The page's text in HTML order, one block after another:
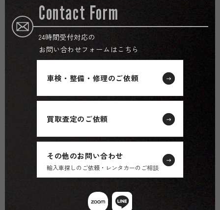
Contact Form
24時間受付対応の
お問い合わせフォームはこちら
車検・整備・修理のご依頼
買取査定のご依頼
その他のお問い合わせ
輸入車探しのご依頼・レンタカーのご相談